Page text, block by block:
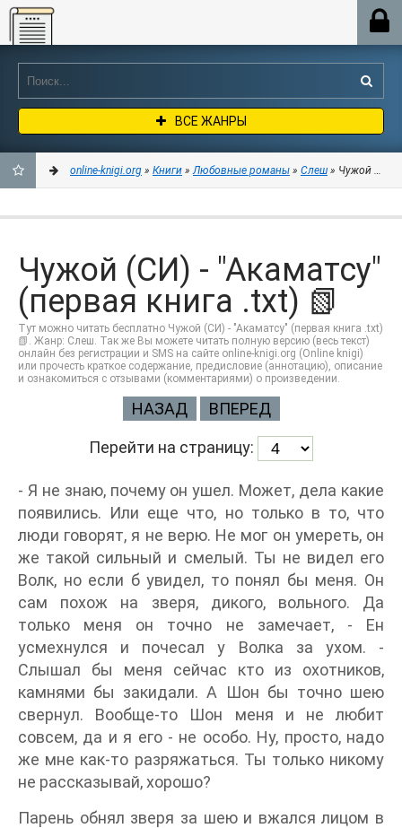
Online-knigi.org
ВСЕ ЖАНРЫ
ЗАКЛАДКИ
online-knigi.org » Книги »Любовные романы » Слеш » Чужой (СИ) -
Чужой (СИ) - "Акаматсу"
(первая книга .txt) 📗
Тут можно читать бесплатно Чужой (СИ) - "Акаматсу" (первая книга .txt)
📗. Жанр: Слеш. Так же Вы можете читать полную версию (весь текст)
онлайн без регистрации и SMS на сайте online-knigi.org (Online knigi)
или прочесть краткое содержание, предисловие (аннотацию), описание
и ознакомиться с отзывами (комментариями) о произведении.
НАЗАД ВПЕРЕД
Перейти на страницу:
- Я не знаю, почему он ушел. Может, дела какие
появились. Или еще что, но только в то, что
люди говорят, я не верю. Не мог он умереть, он
же такой сильный и смелый. Ты не видел его
Волк, но если б увидел, то понял бы меня. Он
сам похож на зверя, дикого, вольного. Да
только меня он точно не замечает, - Ен
усмехнулся и почесал у Волка за ухом. -
Слышал бы меня сейчас кто из охотников,
камнями бы закидали. А Шон бы точно шею
свернул. Вообще-то Шон меня и не любит
совсем, да и я его - не особо. Ну, просто, надо
же мне как-то разряжаться. Ты только никому
не рассказывай, хорошо?
Парень обнял зверя за шею и вжался лицом в